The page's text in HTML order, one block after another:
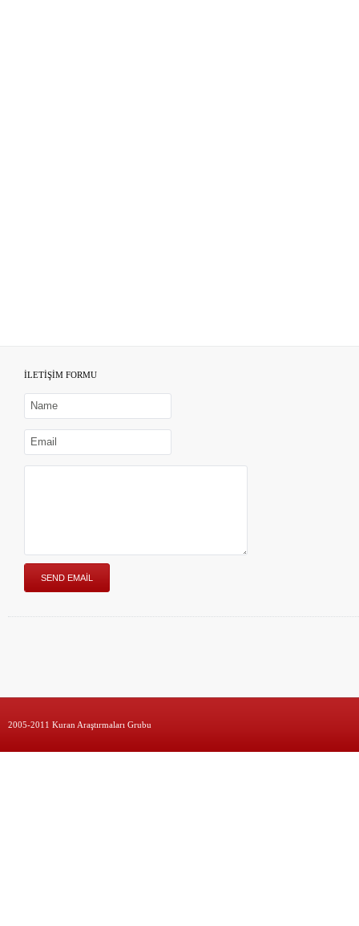
İLETİŞİM FORMU
2005-2011 Kuran Araştırmaları Grubu